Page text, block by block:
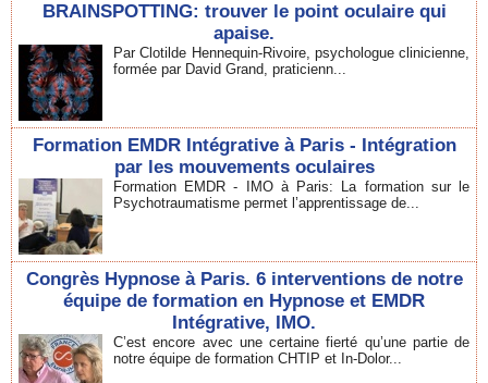
BRAINSPOTTING: trouver le point oculaire qui
apaise.
Par Clotilde Hennequin-Rivoire, psychologue clinicienne,
formée par David Grand, praticienn...
Formation EMDR Intégrative à Paris - Intégration
par les mouvements oculaires
Formation EMDR - IMO à Paris: La formation sur le
Psychotraumatisme permet l’apprentissage de...
Congrès Hypnose à Paris. 6 interventions de notre
équipe de formation en Hypnose et EMDR
Intégrative, IMO.
C’est encore avec une certaine fierté qu’une partie de
notre équipe de formation CHTIP et In-Dolor...